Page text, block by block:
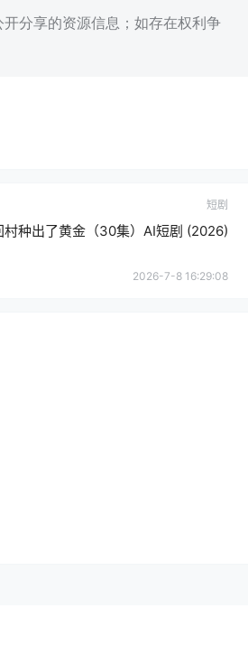
分享的资源信息；如存在权利争
短剧
村种出了黄金（30集）AI短剧 (2026)
2026-7-8 16:29:08